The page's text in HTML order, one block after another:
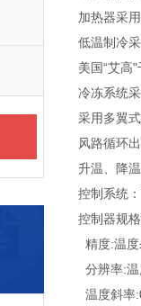
加热器采
低温制冷
美国“艾高
冷冻系统
采用多翼
风路循环
升温、降
控制系统
控制器规
精度:温
分辨率:温
温度斜率